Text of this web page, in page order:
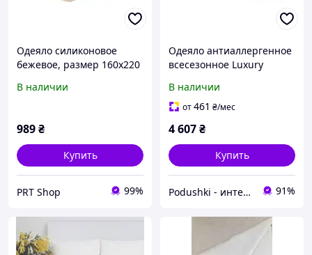
Одеяло силиконовое
бежевое, размер 160х220
В наличии
989₴
Купить
PRT Shop 99%
Одеяло антиаллергенное
всесезонное Luxury
см вес 1400 г
В наличии
от461 ₴/мес
4 607₴
Купить
Podushki - интернет-магазин Подушки 91%